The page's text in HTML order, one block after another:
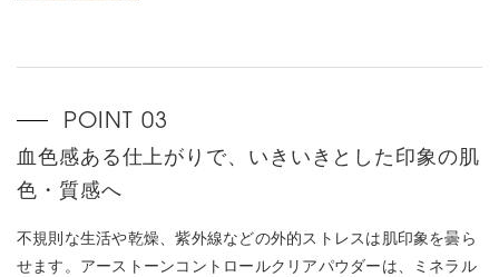
血色感ある仕上がりで、いきいきとした印象の肌
色・質感へ
不規則な生活や乾燥、紫外線などの外的ストレスは肌印象を曇ら
せます。アーストーンコントロールクリアパウダーは、ミネラル